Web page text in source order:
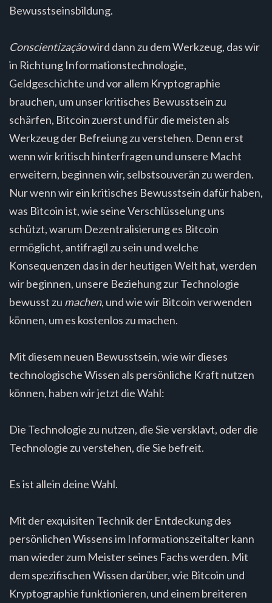
Bewusstseinsbildung.
Conscientizaçãowird dann zu dem Werkzeug, das wir
in Richtung Informationstechnologie,
Geldgeschichte und vor allem Kryptographie
brauchen, um unser kritisches Bewusstsein zu
schärfen, Bitcoin zuerst und für die meisten als
Werkzeug der Befreiung zu verstehen. Denn erst
wenn wir kritisch hinterfragen und unsere Macht
erweitern, beginnen wir, selbstsouverän zu werden.
Nur wenn wir ein kritisches Bewusstsein dafür haben,
was Bitcoin ist, wie seine Verschlüsselung uns
schützt, warum Dezentralisierung es Bitcoin
ermöglicht, antifragil zu sein und welche
Konsequenzen das in der heutigen Welt hat, werden
wir beginnen, unsere Beziehung zur Technologie
bewusst zu machen, und wie wir Bitcoin verwenden
können, um es kostenlos zu machen.
Mit diesem neuen Bewusstsein, wie wir dieses
technologische Wissen als persönliche Kraft nutzen
können, haben wir jetzt die Wahl:
Die Technologie zu nutzen, die Sie versklavt, oder die
Technologie zu verstehen, die Sie befreit.
Es ist allein deine Wahl.
Mit der exquisiten Technik der Entdeckung des
persönlichen Wissens im Informationszeitalter kann
man wieder zum Meister seines Fachs werden. Mit
dem spezifischen Wissen darüber, wie Bitcoin und
Kryptographie funktionieren, und einem breiteren